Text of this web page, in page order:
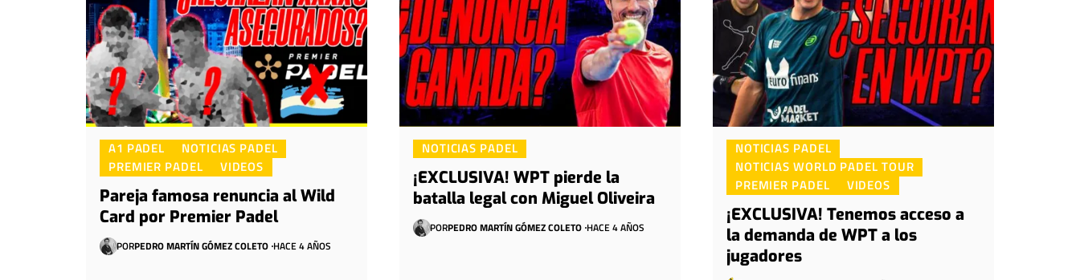
A1 PADEL
NOTICIAS PADEL
PREMIER PADEL
VIDEOS
Pareja famosa renuncia al Wild
Card por Premier Padel
PORPEDRO MARTÍN GÓMEZ COLETO HACE 4 AÑOS
NOTICIAS PADEL
¡EXCLUSIVA! WPT pierde la
batalla legal con Miguel Oliveira
PORPEDRO MARTÍN GÓMEZ COLETO HACE 4 AÑOS
NOTICIAS PADEL
NOTICIAS WORLD PADEL TOUR
PREMIER PADEL
VIDEOS
¡EXCLUSIVA! Tenemos acceso a
la demanda de WPT a los
jugadores